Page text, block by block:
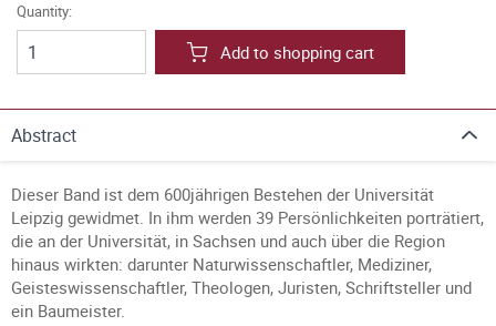
Quantity:
Add to shopping cart
Abstract
Dieser Band ist dem 600jährigen Bestehen der Universität
Leipzig gewidmet. In ihm werden 39 Persönlichkeiten porträtiert,
die an der Universität, in Sachsen und auch über die Region
hinaus wirkten: darunter Naturwissenschaftler, Mediziner,
Geisteswissenschaftler, Theologen, Juristen, Schriftsteller und
ein Baumeister.